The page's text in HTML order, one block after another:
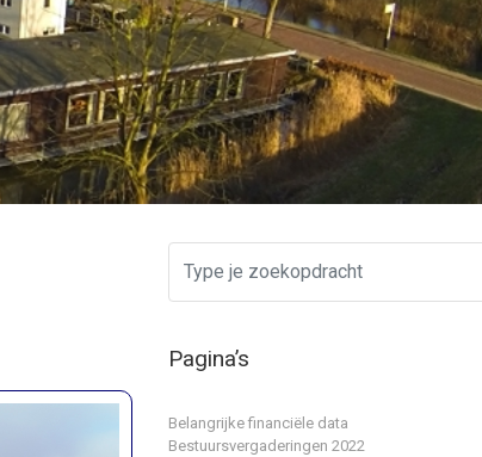
Pagina’s
Belangrijke financiële data
Bestuursvergaderingen 2022